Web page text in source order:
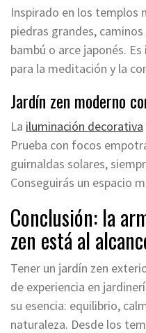
Inspirado en los templos
piedras grandes,
bambú o arce japonés.
para la meditación y la
Jardín zen moderno
La iluminación decorativa
Prueba con focos
guirnaldas solares,
Conseguirás un espacio
Conclusión: la
zen está al
Tener un jardín zen
de experiencia en
su esencia: equilibrio,
naturaleza. Desde los